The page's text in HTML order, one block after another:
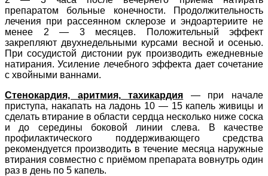
препаратом больные конечности. Продолжительность
лечения при рассеянном склерозе и эндоартериите не
менее 2 — 3 месяцев. Положительный эффект
закрепляют двухнедельными курсами весной и осенью.
При сосудистой дистонии рук производить ежедневные
натирания. Усиление лечебного эффекта дает сочетание
с хвойными ваннами.
Стенокардия, аритмия, тахикардия
— при начале
приступа, накапать на ладонь 10 — 15 капель живицы и
сделать втирание в области сердца несколько ниже соска
и до середины боковой линии слева. В качестве
профилактического поддерживающего средства
рекомендуется производить в течение месяца наружные
втирания совместно с приёмом препарата вовнутрь один
раз в день по 5 капель.